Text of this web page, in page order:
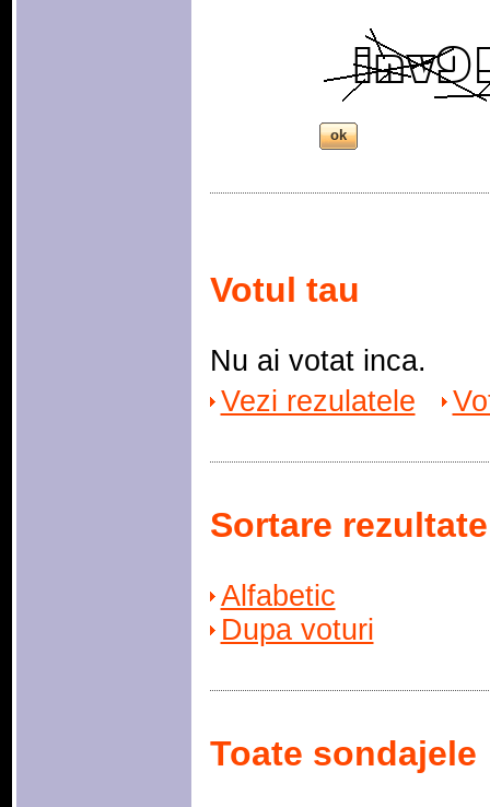
Votul tau
Nu ai votat inca.
Vezi rezulatele
Sortare rezultate
Alfabetic
Dupa voturi
Toate sondajele